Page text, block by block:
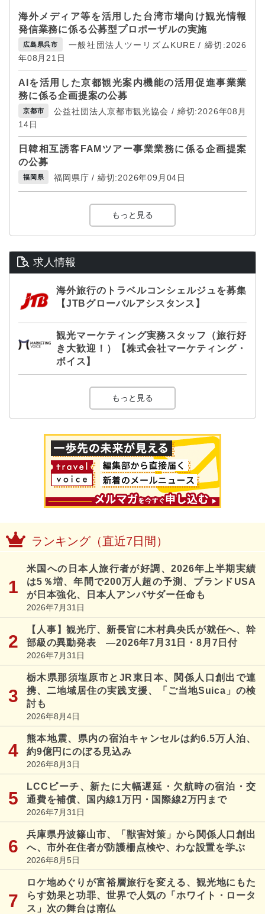
海外メディア等を活用した台湾市場向け観光情報
発信業務に係る公募型プロポーザルの実施
広島県呉市
一般社団法人ツーリズムKURE / 締切:2026
年08月21日
AIを活用した京都観光案内機能の活用促進事業業
務に係る企画提案の公募
京都市
公益社団法人京都市観光協会 / 締切:2026年08月
14日
日韓相互誘客FAMツアー事業業務に係る企画提案
の公募
福岡県 福岡県庁 / 締切:2026年09月04日
もっと見る
求人情報
海外旅行のトラベルコンシェルジュを募集
【JTBグローバルアシスタンス】
観光マーケティング実務スタッフ（旅行好
き大歓迎！）【株式会社マーケティング・
ボイス】
もっと見る
ランキング（直近7日間）
米国への日本人旅行者が好調、2026年上半期実績
は5％増、年間で200万人超の予測、ブランドUSA
が日本強化、日本人アンバサダー任命も
2026年7月31日
【人事】観光庁、新長官に木村典央氏が就任へ、幹
部級の異動発表 ―2026年7月31日・8月7日付
2026年7月31日
栃木県那須塩原市とJR東日本、関係人口創出で連
携、二地域居住の実践支援、「ご当地Suica」の検
討も
2026年8月4日
熊本地震、県内の宿泊キャンセルは約6.5万人泊、
約9億円にのぼる見込み
2026年8月3日
LCCピーチ、新たに大幅遅延・欠航時の宿泊・交
通費を補償、国内線1万円・国際線2万円まで
2026年7月31日
兵庫県丹波篠山市、「獣害対策」から関係人口創出
へ、市外在住者が防護柵点検や、わな設置を学ぶ
2026年8月5日
ロケ地めぐりが富裕層旅行を変える、観光地にもた
らす効果と功罪、世界で人気の「ホワイト・ロータ
ス」次の舞台は南仏